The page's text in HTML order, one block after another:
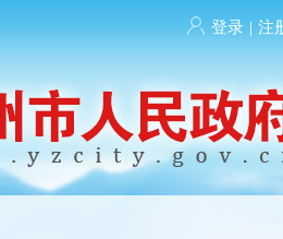
登录 | 注